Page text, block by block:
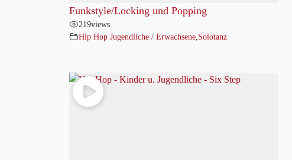
Funkstyle/Locking und Popping
219views
Hip Hop Jugendliche / Erwachsene Solotanz